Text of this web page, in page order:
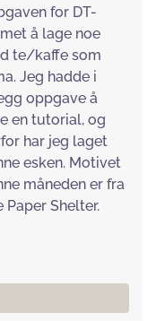
for DT-
å lage noe
te/kaffe som
Jeg hadde i
oppgave å
en tutorial, og
har jeg laget
esken. Motivet
måneden er fra
Paper Shelter.